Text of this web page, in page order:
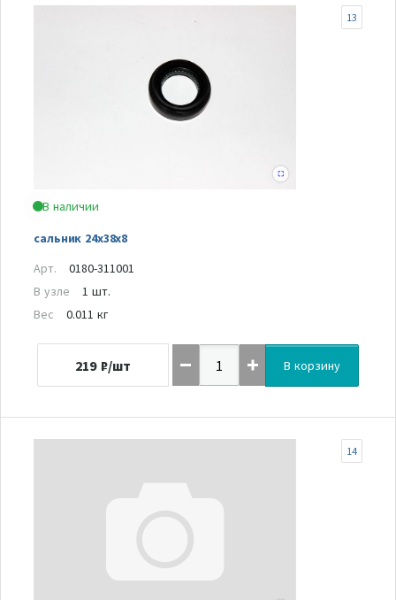
В наличии
сальник 24х38х8
13
Арт.
0180-311001
В узле
1 шт.
Вес
0.011 кг
219 ₽/шт В корзину
14